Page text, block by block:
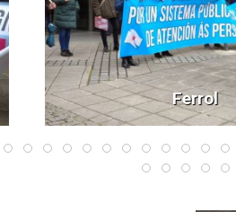
Ferrol